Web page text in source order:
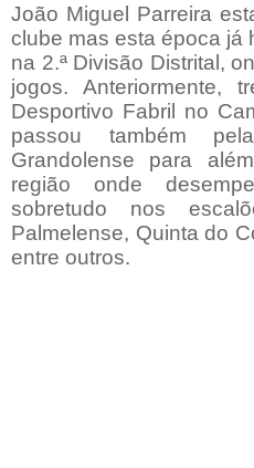
João Miguel Parreira
clube mas esta época já
na 2.ª Divisão Distrital,
jogos. Anteriormente,
Desportivo Fabril no
passou também
Grandolense para
região onde
sobretudo nos
Palmelense, Quinta do
entre outros.